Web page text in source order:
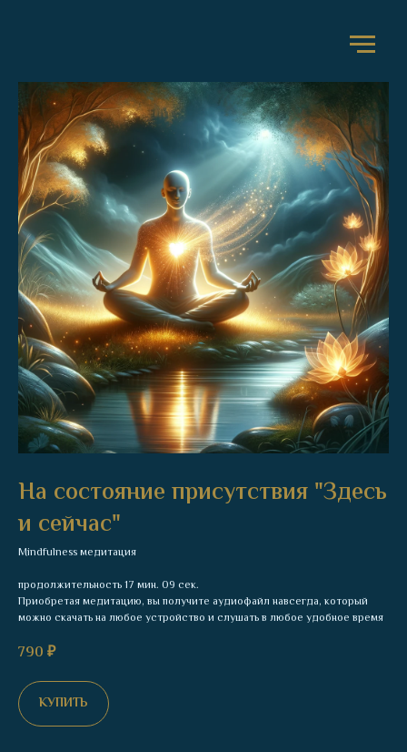
На состояние присутствия "Здесь
и сейчас"
Mindfulness медитация
продолжительность 17 мин. 09 сек.
Приобретая медитацию, вы получите аудиофайл навсегда, который
можно скачать на любое устройство и слушать в любое удобное время
790 ₽
КУПИТЬ